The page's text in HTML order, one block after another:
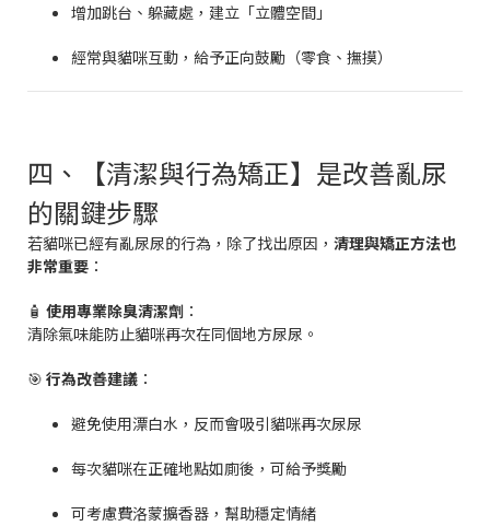
增加跳台、躲藏處，建立「立體空間」
經常與貓咪互動，給予正向鼓勵（零食、撫摸）
四、【清潔與行為矯正】是改善亂尿
的關鍵步驟
若貓咪已經有亂尿尿的行為，除了找出原因， 清理與矯正方法也
非常重要 ：
🧴 使用專業除臭清潔劑 ：
清除氣味能防止貓咪再次在同個地方尿尿。
🎯 行為改善建議 ：
避免使用漂白水，反而會吸引貓咪再次尿尿
每次貓咪在正確地點如廁後，可給予獎勵
可考慮費洛蒙擴香器，幫助穩定情緒